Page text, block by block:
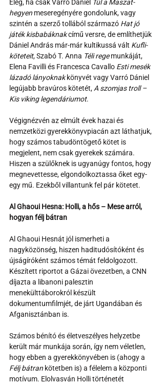
Elég, ha csak Varró Dániel Túl a Maszat-
hegyen meseregényére gondolunk, vagy
szintén a szerző tollából származó Hat jó
játék kisbabáknak című versre, de említhetjük
Dániel András már-már kultikussá vált Kufli-
köteteit, Szabó T. Anna Téli rege munkáját,
Elena Favilli és Francesca Cavallo Esti mesék
lázadó lányoknak könyvét vagy Varró Dániel
legújabb bravúros kötetét, A szomjas troll –
Kis viking legendáriumot.
Végignézvén az elmúlt évek hazai és
nemzetközi gyerekkönyvpiacán azt láthatjuk,
hogy számos tabudöntögető kötet is
megjelent, nem csak gyerekek számára.
Hiszen a szülőknek is ugyanúgy fontos, hogy
megnevettesse, elgondolkoztassa őket egy-
egy mű. Ezekből villantunk fel pár kötetet.
Al Ghaoui Hesna: Holli, a hős – Mese arról,
hogyan félj bátran
Al Ghaoui Hesnát jól ismerheti a
nagyközönség, hiszen haditudósítóként és
újságíróként számos témát feldolgozott.
Készített riportot a Gázai övezetben, a CNN
díjazta a libanoni palesztin
menekülttáborokról készült
dokumentumfilmjét, de járt Ugandában és
Afganisztánban is.
Számos bénító és életveszélyes helyzetbe
került már munkája során, így nem véletlen,
hogy ebben a gyerekkönyvében is (ahogy a
Félj bátran kötetben is) a félelem a központi
motívum. Elolvasván Holli történetét